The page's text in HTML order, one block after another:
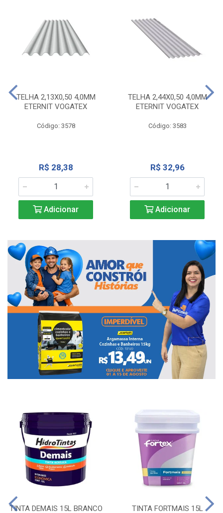
TELHA 2,13X0,50 4,0MM
ETERNIT VOGATEX
Código: 3578
R$ 28,38
Adicionar
TELHA 2,44X0,50 4,0MM
ETERNIT VOGATEX
Código: 3583
R$ 32,96
Adicionar
TINTA DEMAIS 15L BRANCO TINTA FORTMAIS 15L